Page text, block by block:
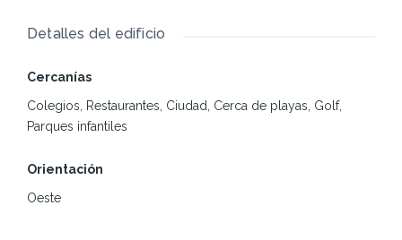
disfrutar de una exquisita comida entre familiares y amigos.
(LPO): Estimated Q4 2026 Construction finish: Estimated Q4
2026 Payment Terms*: €3,000 Reservation 20% on signing
private contract (minus €3,000) 10% during construction
Detalles del edificio
Cercanías
Colegios, Restaurantes, Ciudad, Cerca de playas, Golf,
Parques infantiles
Orientación
Oeste